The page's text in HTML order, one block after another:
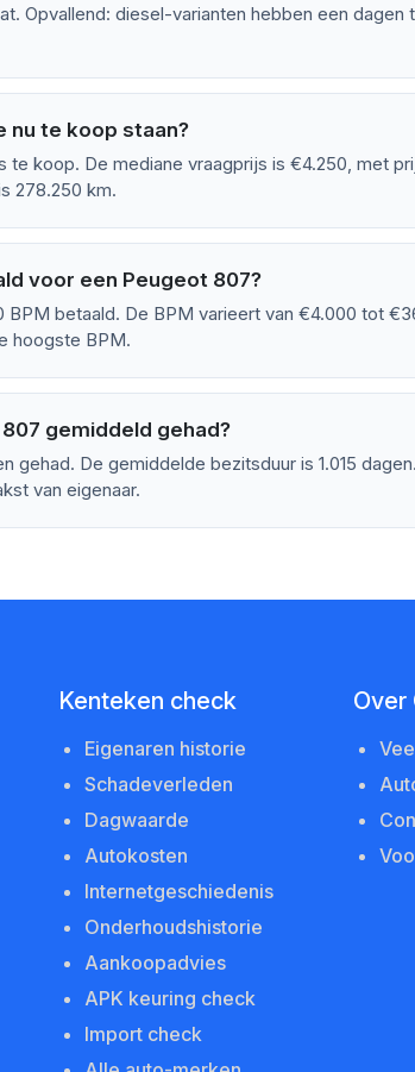
Opvallend: diesel-varianten hebben een dagen
nu te koop staan?
koop. De mediane vraagprijs is €4.250, met
278.250 km.
voor een Peugeot 807?
betaald. De BPM varieert van €4.000 tot
hoogste BPM.
gemiddeld gehad?
gehad. De gemiddelde bezitsduur is 1.015
van eigenaar.
Kenteken check
Eigenaren historie
Schadeverleden
Dagwaarde
Autokosten
Internetgeschiedenis
Onderhoudshistorie
Aankoopadvies
APK keuring check
Import check
Over